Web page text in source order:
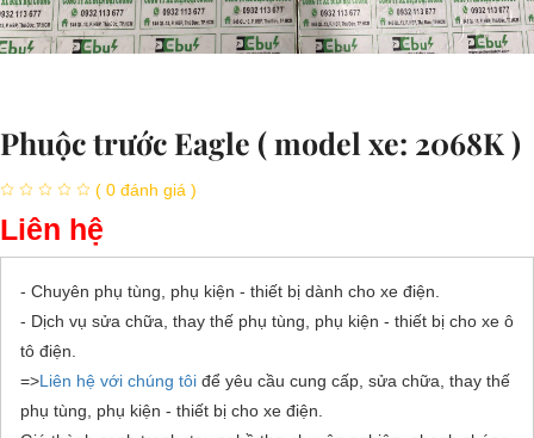
Phuộc trước Eagle ( model xe: 2068K )
( 0 đánh giá )
Liên hệ
- Chuyên phụ tùng, phụ kiện - thiết bị dành cho xe điện.
- Dịch vụ sửa chữa, thay thế phụ tùng, phụ kiện - thiết bị cho xe ô
tô điện.
=>Liên hệ với chúng tôi để yêu cầu cung cấp, sửa chữa, thay thế
phụ tùng, phụ kiện - thiết bị cho xe điện.